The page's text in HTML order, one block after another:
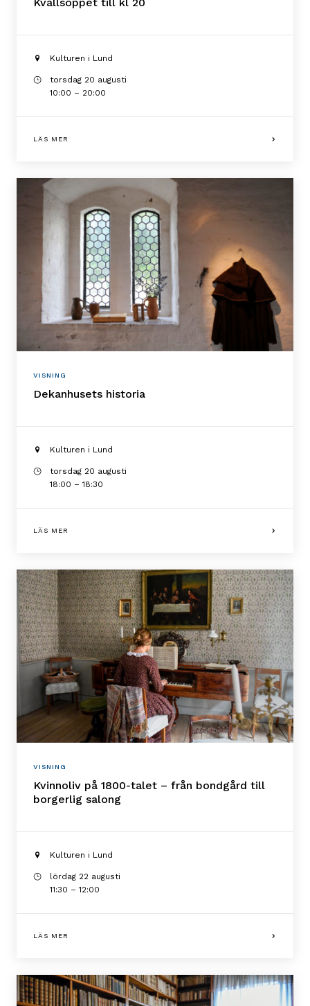
Kulturen i Lund
torsdag 20 augusti
10:00 – 20:00
LÄS MER
VISNING
Dekanhusets historia
Kulturen i Lund
torsdag 20 augusti
18:00 – 18:30
LÄS MER
VISNING
Kvinnoliv på 1800-talet – från bondgård till
borgerlig salong
Kulturen i Lund
lördag 22 augusti
11:30 – 12:00
LÄS MER